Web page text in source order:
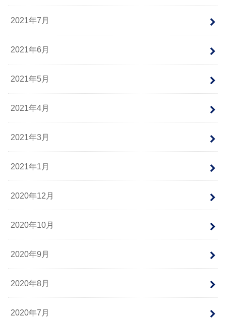
2021年7月
2021年6月
2021年5月
2021年4月
2021年3月
2021年1月
2020年12月
2020年10月
2020年9月
2020年8月
2020年7月